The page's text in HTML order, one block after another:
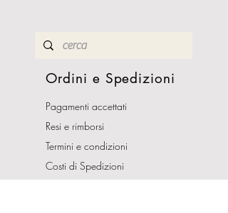
Ordini e Spedizioni
Pagamenti accettati
Resi e rimborsi
Termini e condizioni
Costi di Spedizioni